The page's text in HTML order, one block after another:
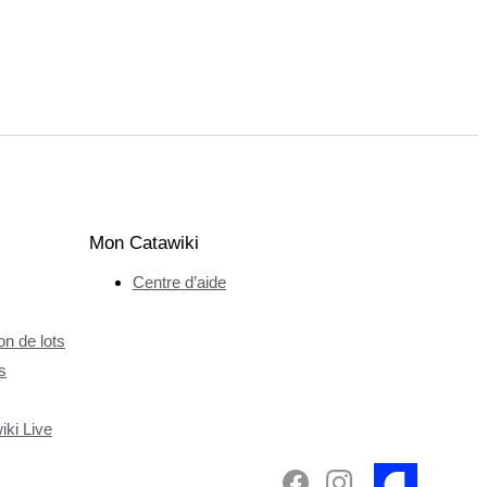
de lots
Live
Mon Catawiki
Centre d’aide